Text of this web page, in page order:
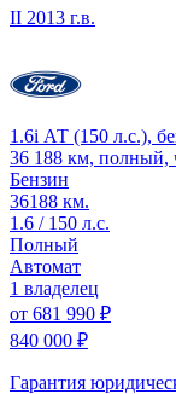
II 2013 г.в.
1.6i АТ (150 л.с.),
36 188 км, полный,
Бензин
36188 км.
1.6 / 150 л.с.
Полный
Автомат
1 владелец
от 681 990 ₽
840 000 ₽
Гарантия